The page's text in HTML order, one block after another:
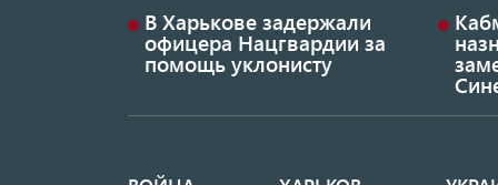
В Харькове задержали
офицера Нацгвардии за
помощь уклонисту